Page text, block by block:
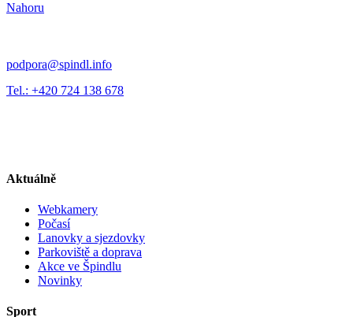
Nahoru
podpora@spindl.info
Tel.: +420 724 138 678
Aktuálně
Webkamery
Počasí
Lanovky a sjezdovky
Parkoviště a doprava
Akce ve Špindlu
Novinky
Sport